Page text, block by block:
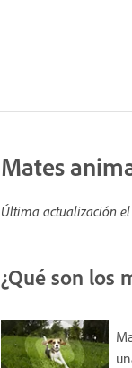
Mates
Última actualización
¿Qué son los